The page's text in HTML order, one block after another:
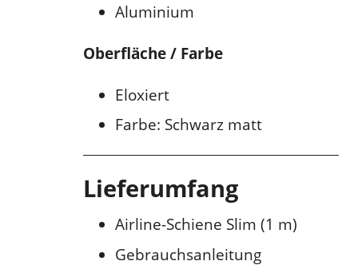
Aluminium
Oberfläche / Farbe
Eloxiert
Farbe: Schwarz matt
Lieferumfang
Airline-Schiene Slim (1 m)
Gebrauchsanleitung